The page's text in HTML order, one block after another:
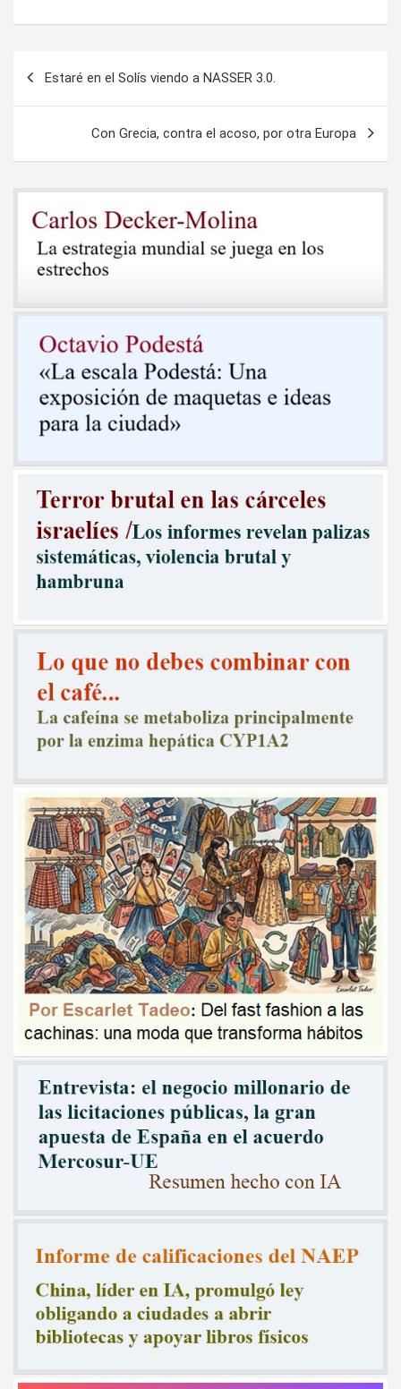
entradas
Estaré en el Solís viendo a NASSER 3.0.
Con Grecia, contra el acoso, por otra Europa